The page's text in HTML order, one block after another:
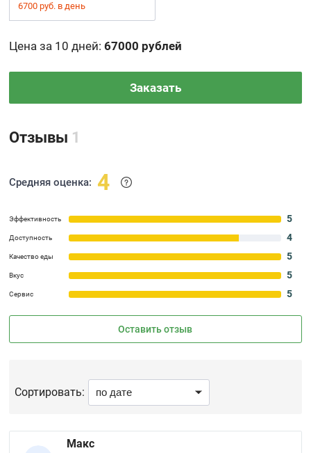
6700 руб. в день
Цена за 10 дней:67000 рублей
Заказать
Отзывы 1
Средняя оценка: 4
Эффективность 5
Доступность 4
Качество еды 5
Вкус 5
Сервис 5
Оставить отзыв
Сортировать:
Макс